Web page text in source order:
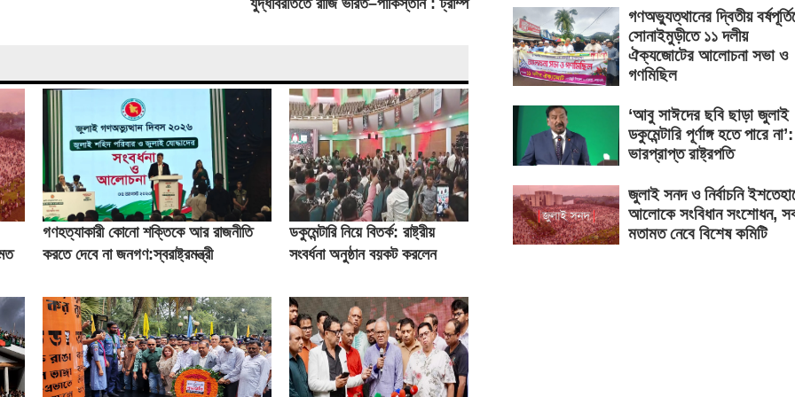
যুদ্ধবিরতিতে রাজি ভারত–পাকিস্তান : ট্রাম্প
গণহত্যাকারী কোনো শক্তিকে আর রাজনীতি
করতে দেবে না জনগণ:স্বরাষ্ট্রমন্ত্রী
ডকুমেন্টারি নিয়ে বিতর্ক: রাষ্ট্রীয়
সংবর্ধনা অনুষ্ঠান বয়কট করলেন
গণঅভ্যুত্থানের দ্বিতীয়
সোনাইমুড়ীতে ১১ দলীয়
ঐক্যজোটের আলোচনা সভা ও
গণমিছিল
‘আবু সাঈদের ছবি ছাড়া জুলাই
ডকুমেন্টারি পূর্ণাঙ্গ হতে পারে না’:
ভারপ্রাপ্ত রাষ্ট্রপতি
জুলাই সনদ ও নির্বাচনি
আলোকে সংবিধান সংশোধন,
মতামত নেবে বিশেষ কমিটি